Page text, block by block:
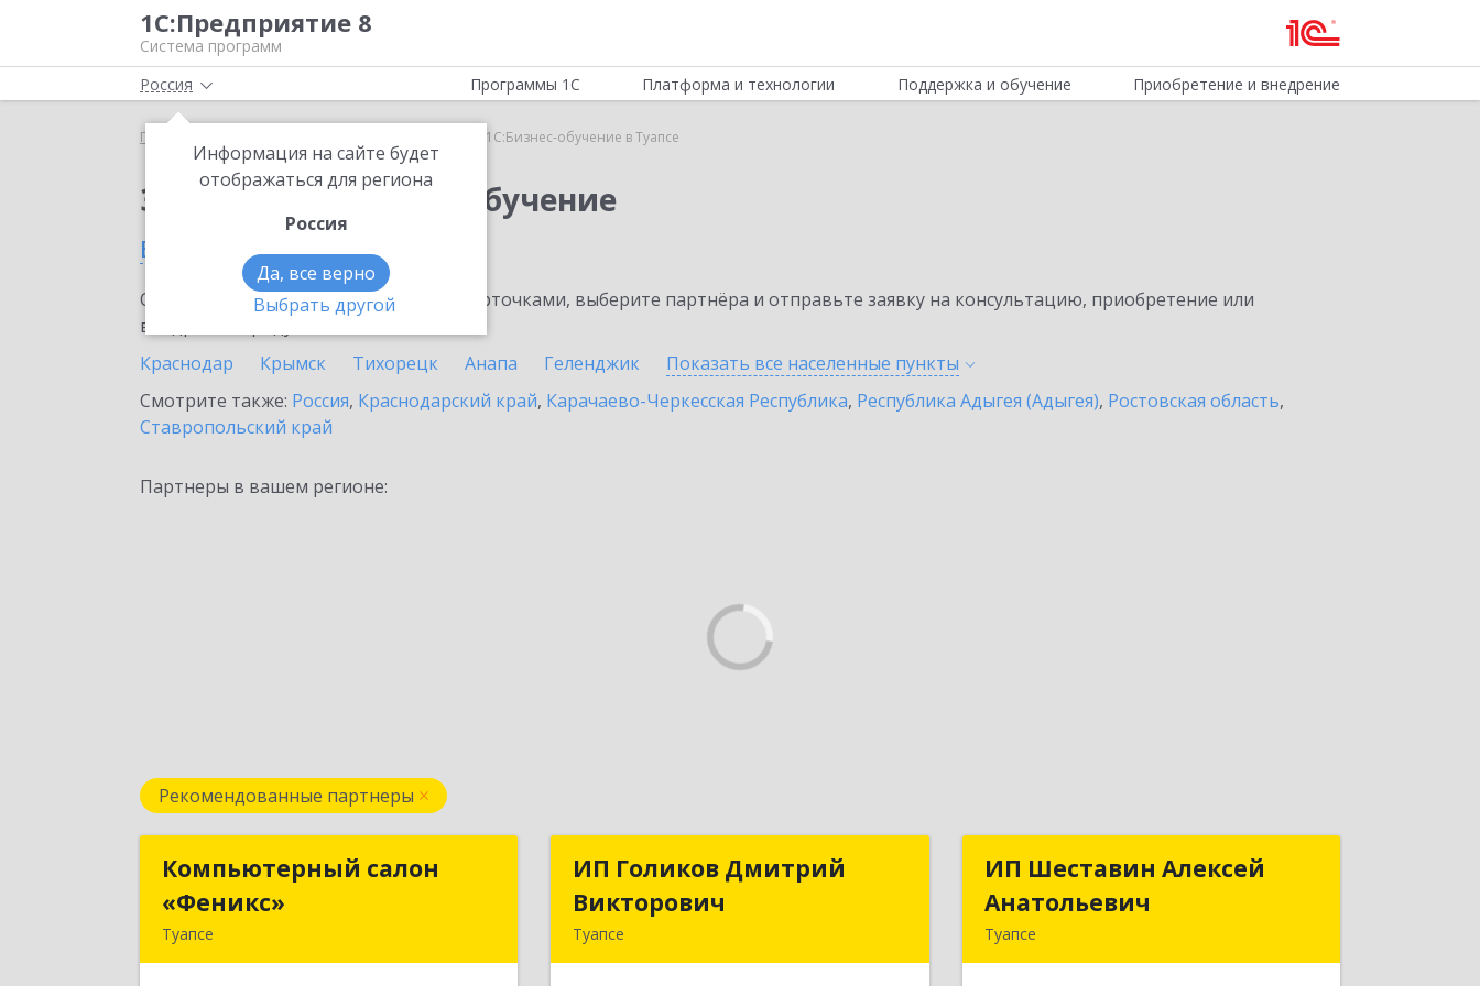
1С:Предприятие 8
Система программ
Россия
Информация на сайте будет
отображаться для региона
Россия
Да, все верно
Выбрать другой
Программы 1С Платформа и технологии Поддержка и обучение Приобретение и внедрение
Главная 1С:Бизнес-обучение в Туапсе
Заказать 1С:Бизнес-обучение
в Туапсе
Ознакомьтесь с информационными карточками, выберите партнёра и отправьте заявку на консультацию, приобретение или
внедрение продукта.
Краснодар
Крымск Тихорецк Анапа Геленджик Показать все населенные пункты
Смотрите также: Россия, Краснодарский край, Карачаево-Черкесская Республика, Республика Адыгея (Адыгея), Ростовская область,
Ставропольский край
Партнеры в вашем регионе:
Рекомендованные партнеры
Компьютерный салон
«Феникс»
Туапсе
Компьютерный салон
ИП Голиков Дмитрий
Викторович
Туапсе
ИП Голиков Дмитрий
ИП Шеставин Алексей
Анатольевич
Туапсе
ИП Шеставин Алексей